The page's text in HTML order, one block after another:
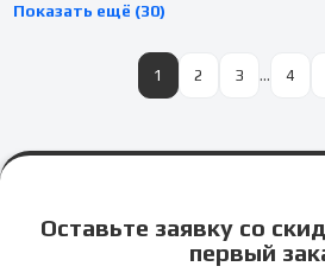
Показать ещё (30)
1 2 3 … 4
Оставьте заявку со
первый